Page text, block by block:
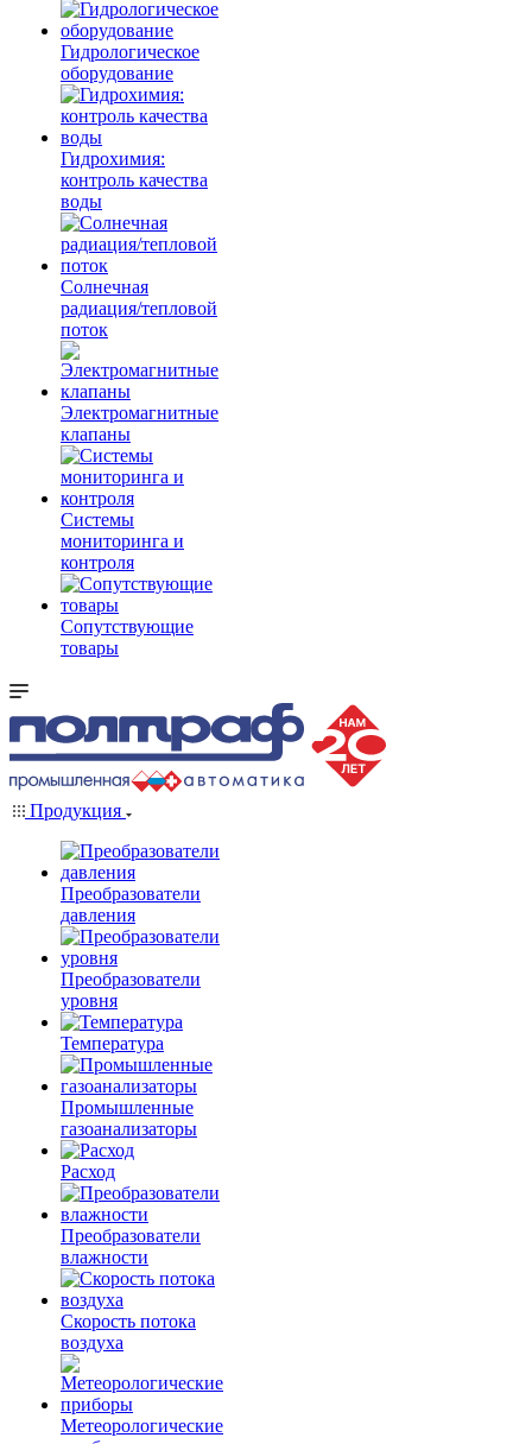
Гидрологическое
оборудование
Гидрохимия:
контроль качества
воды
Солнечная
радиация/тепловой
поток
Электромагнитные
клапаны
Системы
мониторинга и
контроля
Сопутствующие
товары
Продукция
Преобразователи
давления
Преобразователи
уровня
Температура
Промышленные
газоанализаторы
Расход
Преобразователи
влажности
Скорость потока
воздуха
Метеорологические